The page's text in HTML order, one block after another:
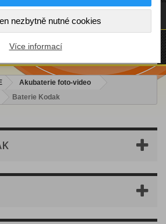
Akubaterie foto-video
Baterie Kodak
nezbytně nutné cookies
Více informací